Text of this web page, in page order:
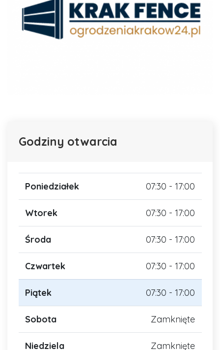
Godziny otwarcia
Poniedziałek 07:30 - 17:00
Wtorek 07:30 - 17:00
Środa 07:30 - 17:00
Czwartek 07:30 - 17:00
Piątek 07:30 - 17:00
Sobota Zamknięte
Niedziela Zamknięte